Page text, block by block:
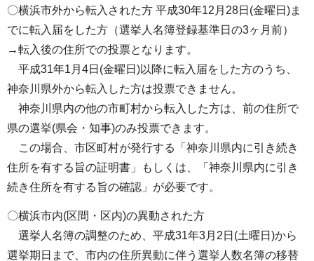
〇横浜市外から転入された方 平成30年12月28日(金曜日)ま
でに転入届をした方（選挙人名簿登録基準日の3ヶ月前）
→転入後の住所での投票となります。
平成31年1月4日(金曜日)以降に転入届をした方のうち、
神奈川県外から転入した方は投票できません。
神奈川県内の他の市町村から転入した方は、前の住所で
県の選挙(県会・知事)のみ投票できます。
この場合、市区町村が発行する「神奈川県内に引き続き
住所を有する旨の証明書」もしくは、「神奈川県内に引き
続き住所を有する旨の確認」が必要です。
〇横浜市内(区間・区内)の異動された方
選挙人名簿の調整のため、平成31年3月2日(土曜日)から
選挙期日まで、市内の住所異動に伴う選挙人数名簿の移替